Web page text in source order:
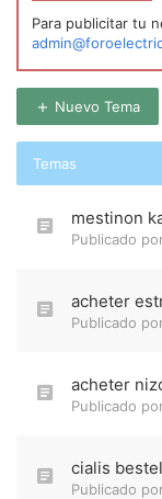
Para publicitar tu
Nuevo Tema
Temas
mestinon
Publicado
acheter
Publicado
acheter
Publicado
cialis
Publicado